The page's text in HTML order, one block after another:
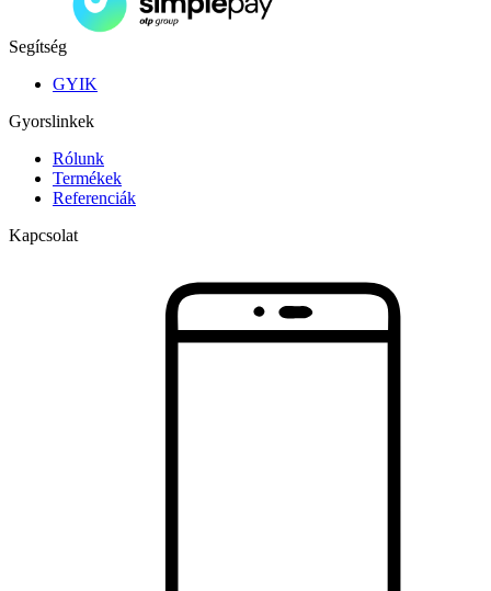
Segítség
GYIK
Gyorslinkek
Rólunk
Termékek
Referenciák
Kapcsolat